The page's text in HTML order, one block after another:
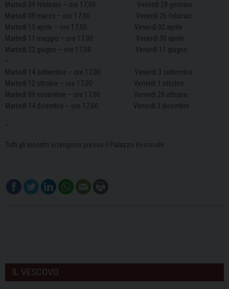
Martedì 09 febbraio – ore 17,00 Venerdì 29 gennaio
Martedì 09 marzo – ore 17,00 Venerdì 26 febbraio
Martedì 13 aprile – ore 17,00 Venerdì 02 aprile
Martedì 11 maggio – ore 17,00 Venerdì 30 aprile
Martedì 22 giugno – ore 17,00 Venerdì 11 giugno
–
Martedì 14 settembre – ore 17,00 Venerdì 3 settembre
Martedì 12 ottobre – ore 17,00 Venerdì 1 ottobre
Martedì 09 novembre – ore 17,00 Venerdì 29 ottobre
Martedì 14 dicembre – ore 17,00 Venerdì 3 dicembre
–
Tutti gli incontri si tengono presso il Palazzo Vescovile.
IL VESCOVO